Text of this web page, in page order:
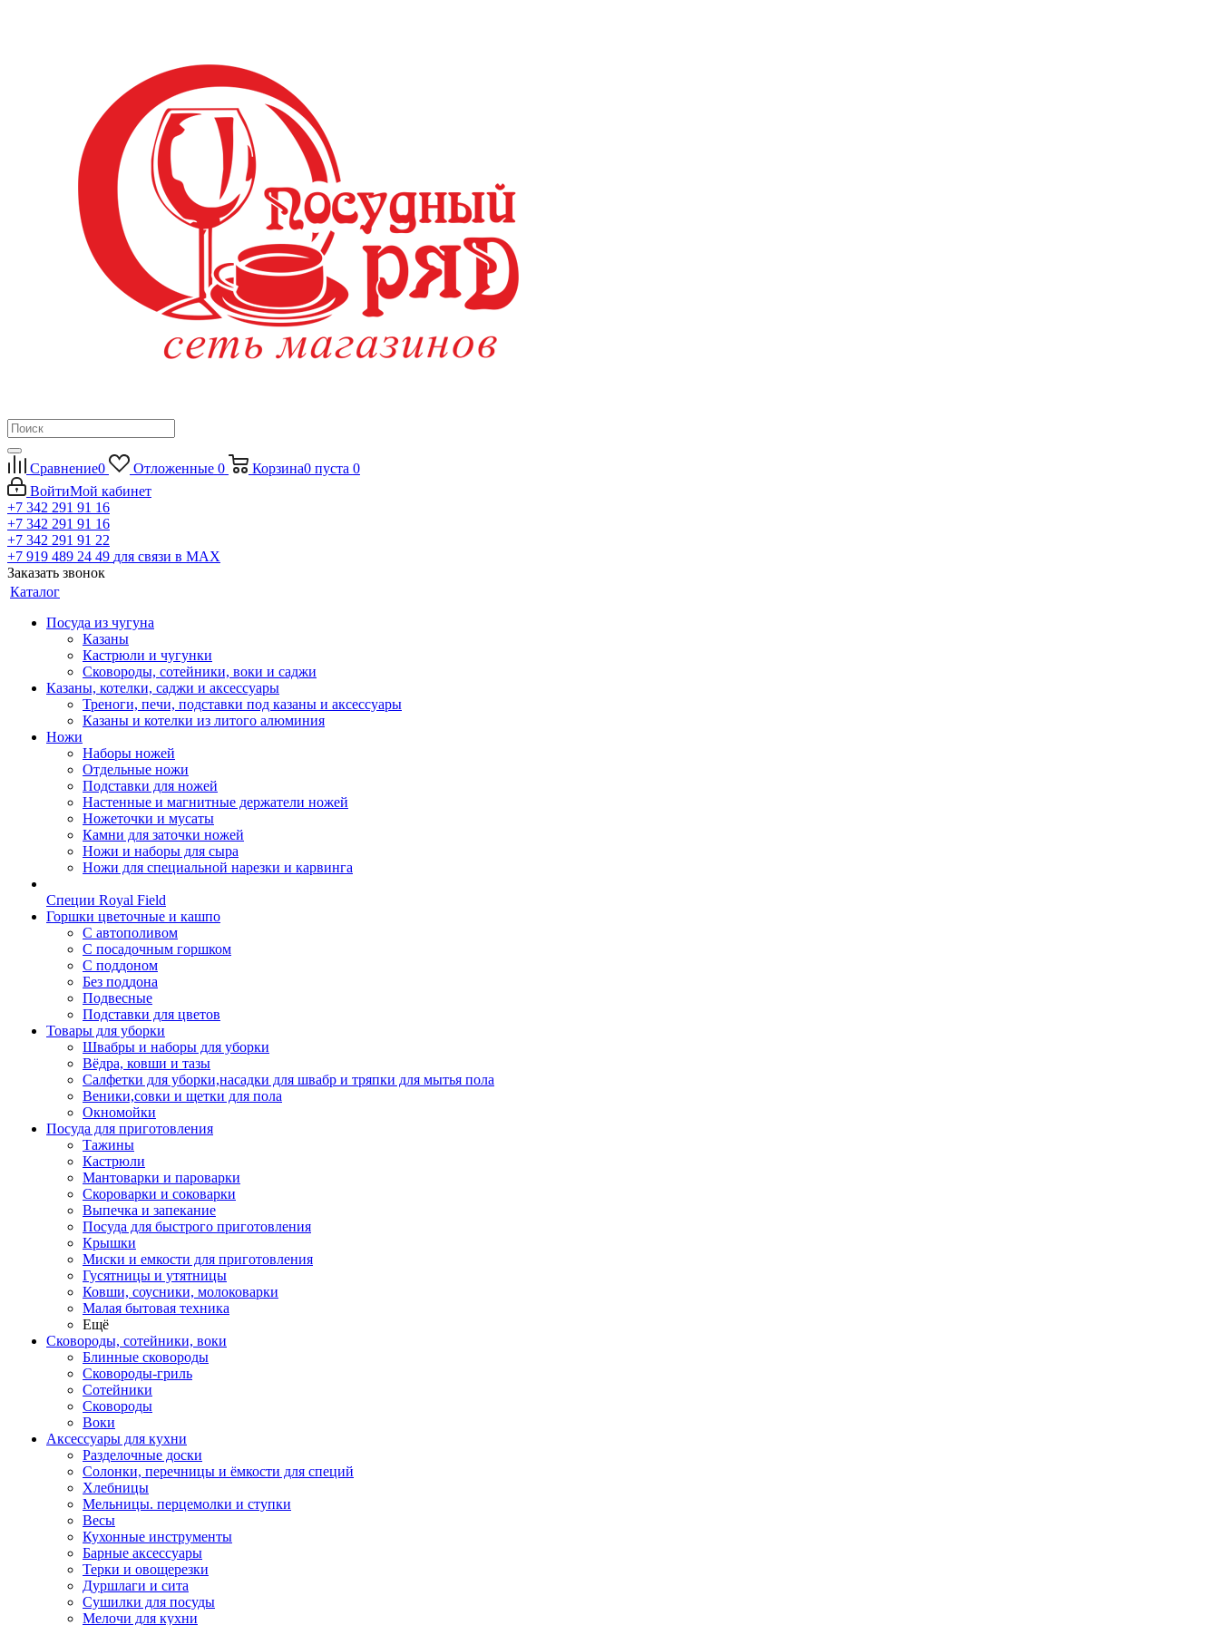
Сравнение0 Отложенные 0 Корзина0 пуста 0
ВойтиМой кабинет
+7 342 291 91 16
+7 342 291 91 16
+7 342 291 91 22
+7 919 489 24 49 для связи в МАХ
Заказать звонок
Каталог
Посуда из чугуна
Казаны
Кастрюли и чугунки
Сковороды, сотейники, воки и саджи
Казаны, котелки, саджи и аксессуары
Треноги, печи, подставки под казаны и аксессуары
Казаны и котелки из литого алюминия
Ножи
Наборы ножей
Отдельные ножи
Подставки для ножей
Настенные и магнитные держатели ножей
Ножеточки и мусаты
Камни для заточки ножей
Ножи и наборы для сыра
Ножи для специальной нарезки и карвинга
Специи Royal Field
Горшки цветочные и кашпо
С автополивом
С посадочным горшком
С поддоном
Без поддона
Подвесные
Подставки для цветов
Товары для уборки
Швабры и наборы для уборки
Вёдра, ковши и тазы
Салфетки для уборки,насадки для швабр и тряпки для мытья пола
Веники,совки и щетки для пола
Окномойки
Посуда для приготовления
Тажины
Кастрюли
Мантоварки и пароварки
Скороварки и соковарки
Выпечка и запекание
Посуда для быстрого приготовления
Крышки
Миски и емкости для приготовления
Гусятницы и утятницы
Ковши, соусники, молоковарки
Малая бытовая техника
Ещё
Сковороды, сотейники, воки
Блинные сковороды
Сковороды-гриль
Сотейники
Сковороды
Воки
Аксессуары для кухни
Разделочные доски
Солонки, перечницы и ёмкости для специй
Хлебницы
Мельницы. перцемолки и ступки
Весы
Кухонные инструменты
Барные аксессуары
Терки и овощерезки
Дуршлаги и сита
Сушилки для посуды
Мелочи для кухни